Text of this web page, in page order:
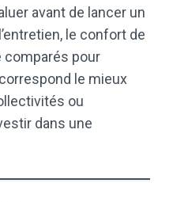
avant de lancer un
le confort de
comparés pour
le mieux
ou
dans une